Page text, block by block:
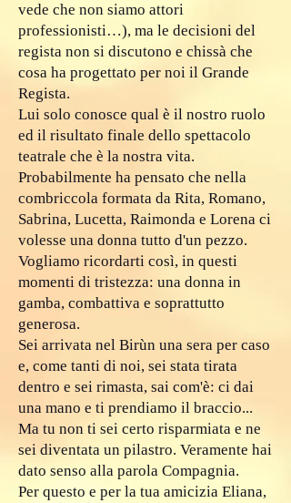
vede che non siamo attori
professionisti…), ma le decisioni del
regista non si discutono e chissà che
cosa ha progettato per noi il Grande
Regista.
Lui solo conosce qual è il nostro ruolo
ed il risultato finale dello spettacolo
teatrale che è la nostra vita.
Probabilmente ha pensato che nella
combriccola formata da Rita, Romano,
Sabrina, Lucetta, Raimonda e Lorena ci
volesse una donna tutto d'un pezzo.
Vogliamo ricordarti così, in questi
momenti di tristezza: una donna in
gamba, combattiva e soprattutto
generosa.
Sei arrivata nel Birùn una sera per caso
e, come tanti di noi, sei stata tirata
dentro e sei rimasta, sai com'è: ci dai
una mano e ti prendiamo il braccio...
Ma tu non ti sei certo risparmiata e ne
sei diventata un pilastro. Veramente hai
dato senso alla parola Compagnia.
Per questo e per la tua amicizia Eliana,